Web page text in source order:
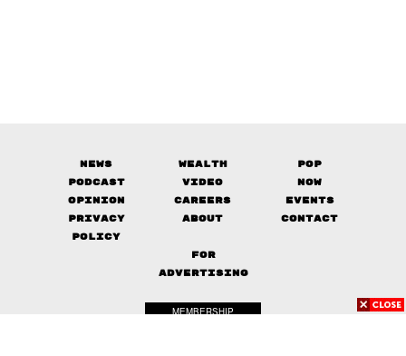
News Wealth
Pop
Podcast
Video
Now
Opinion
Careers
Events
Privacy
Policy
About Contact
FOR
ADVERTISING
MEMBERSHIP